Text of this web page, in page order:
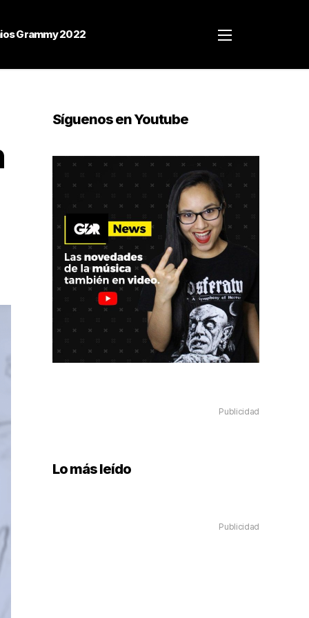
Grammy 2022
Síguenos en Youtube
Publicidad
Lo más leído
Publicidad